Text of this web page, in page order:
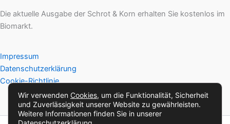
Die aktuelle Ausgabe der Schrot & Korn erhalten Sie kostenlos im
Biomarkt.
Impressum
Datenschutzerklärung
Cookie-Richtlinie
Wir verwenden Cookies, um die Funktionalität, Sicherheit
und Zuverlässigkeit unserer Website zu gewährleisten.
Weitere Informationen finden Sie in unserer